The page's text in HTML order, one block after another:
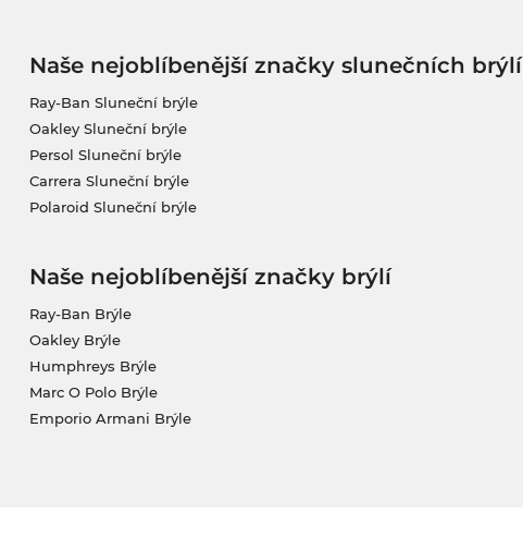
Naše nejoblíbenější značky slunečních brýlí
Ray-Ban Sluneční brýle
Oakley Sluneční brýle
Persol Sluneční brýle
Carrera Sluneční brýle
Polaroid Sluneční brýle
Naše nejoblíbenější značky brýlí
Ray-Ban Brýle
Oakley Brýle
Humphreys Brýle
Marc O Polo Brýle
Emporio Armani Brýle